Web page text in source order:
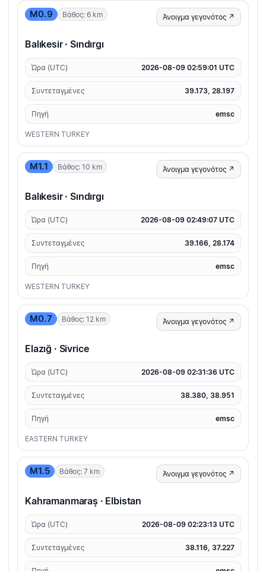
M0.9 Βάθος: 6 km Άνοιγμα γεγονότος ↗
Balıkesir · Sındırgı
Ώρα (UTC) 2026-08-09 02:59:01 UTC
Συντεταγμένες 39.173, 28.197
Πηγή emsc
WESTERN TURKEY
M1.1 Βάθος: 10 km Άνοιγμα γεγονότος ↗
Balıkesir · Sındırgı
Ώρα (UTC) 2026-08-09 02:49:07 UTC
Συντεταγμένες 39.166, 28.174
Πηγή emsc
WESTERN TURKEY
M0.7 Βάθος: 12 km Άνοιγμα γεγονότος ↗
Elazığ · Sivrice
Ώρα (UTC) 2026-08-09 02:31:36 UTC
Συντεταγμένες 38.380, 38.951
Πηγή emsc
EASTERN TURKEY
M1.5 Βάθος: 7 km Άνοιγμα γεγονότος ↗
Kahramanmaraş · Elbistan
Ώρα (UTC) 2026-08-09 02:23:13 UTC
Συντεταγμένες 38.116, 37.227